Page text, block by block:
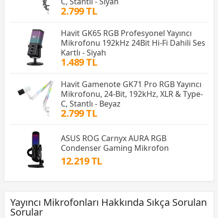
2.799 TL
Havit GK65 RGB Profesyonel Yayıncı
Mikrofonu 192kHz 24Bit Hi-Fi Dahili Ses
Kartlı - Siyah
1.489 TL
Havit Gamenote GK71 Pro RGB Yayıncı
Mikrofonu, 24-Bit, 192kHz, XLR & Type-
C, Stantlı - Beyaz
2.799 TL
ASUS ROG Carnyx AURA RGB
Condenser Gaming Mikrofon
12.219 TL
Yayıncı Mikrofonları Hakkında Sıkça Sorulan
Sorular